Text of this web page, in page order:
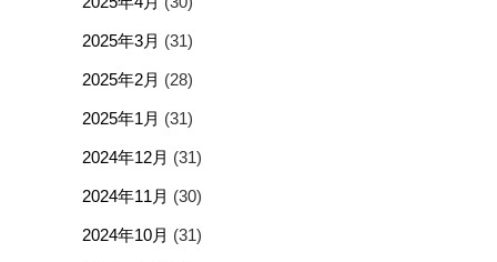
2025年3月 (31)
2025年2月 (28)
2025年1月 (31)
2024年12月 (31)
2024年11月 (30)
2024年10月 (31)